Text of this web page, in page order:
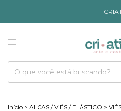
CRIATIVA
Início > ALÇAS / VIÉS / ELÁSTICO >